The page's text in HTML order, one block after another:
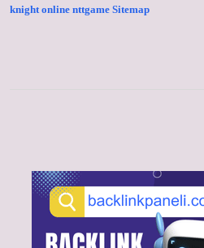
knight online nttgame Sitemap